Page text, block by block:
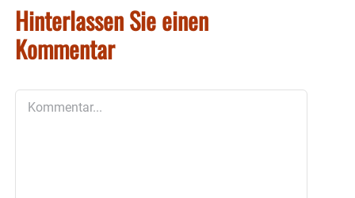
Hinterlassen Sie einen
Kommentar